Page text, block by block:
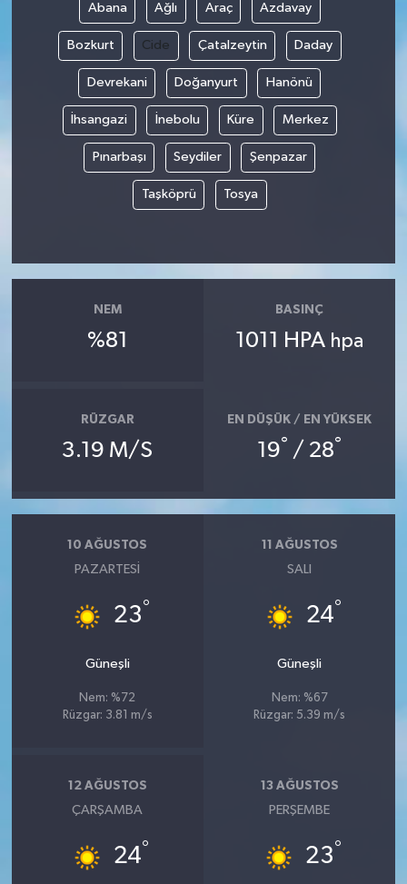
Abana Ağlı Araç Azdavay
Bozkurt Cide Çatalzeytin Daday
Devrekani Doğanyurt Hanönü
İhsangazi İnebolu Küre Merkez
Pınarbaşı Seydiler Şenpazar
Taşköprü Tosya
NEM
%81
BASINÇ
1011 HPA hpa
RÜZGAR
3.19 M/S
EN DÜŞÜK / EN YÜKSEK
19° / 28°
10 AĞUSTOS
PAZARTESI
23°
Güneşli
Nem: %72
Rüzgar: 3.81 m/s
11 AĞUSTOS
SALI
24°
Güneşli
Nem: %67
Rüzgar: 5.39 m/s
12 AĞUSTOS
ÇARŞAMBA
24°
13 AĞUSTOS
PERŞEMBE
23°